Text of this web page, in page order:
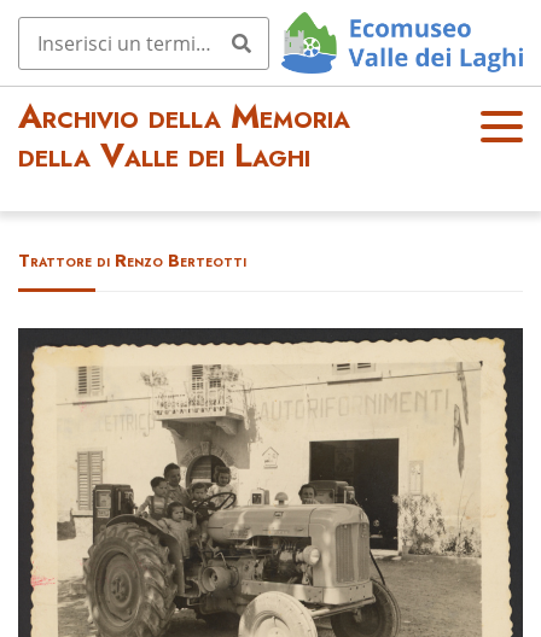
Archivio della Memoria
della Valle dei Laghi
OPE
Trattore di Renzo Berteotti